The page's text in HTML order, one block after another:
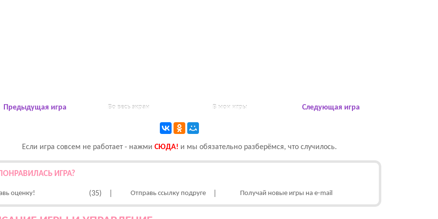
Предыдущая игра Во весь экран В мои игры Следующая игра
Если игра совсем не работает - нажми CЮДА! и мы обязательно разберёмся, что случилось.
ИГРА?
оценку! (35) Отправь ссылку подруге Получай новые игры на e-mail